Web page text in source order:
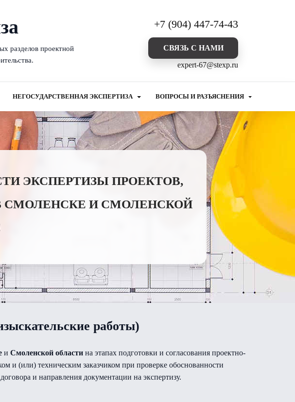
разделов проектной
+7 (904) 447-74-43
CВЯЗЬ С НАМИ
expert-67@stexp.ru
НЕГОСУДАРСТВЕННАЯ ЭКСПЕРТИЗА ВОПРОСЫ И РАЗЪЯСНЕНИЯ
ЭКСПЕРТИЗЫ ПРОЕКТОВ,
СМОЛЕНСКЕ И СМОЛЕНСКОЙ
работы)
и Смоленской области на этапах подготовки и согласования проектно-
и (или) техническим заказчиком при проверке обоснованности
и направления документации на экспертизу.